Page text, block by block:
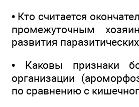
• Кто считается
промежуточным
развития
• Каковы признаки
организации
по сравнению с